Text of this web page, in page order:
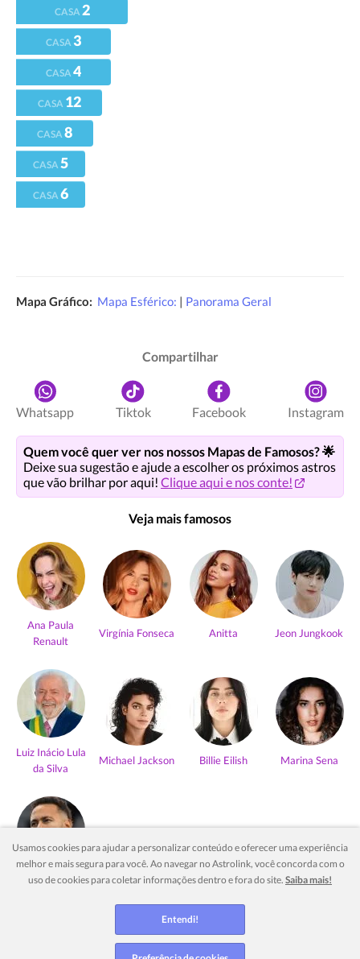
CASA2
CASA 3
CASA4
CASA 12
CASA8
CASA5
CASA6
Mapa Gráfico: Mapa Esférico: | Panorama Geral
Compartilhar
Whatsapp Tiktok Facebook Instagram
Quem você quer ver nos nossos Mapas de Famosos? 🌟
Deixe sua sugestão e ajude a escolher os próximos astros
que vão brilhar por aqui! Clique aqui e nos conte!
Veja mais famosos
Ana Paula
Renault
Virgínia Fonseca Anitta Jeon Jungkook
Luiz Inácio Lula
da Silva
Michael Jackson Billie Eilish Marina Sena
Neymar Jr
Ver mais
Usamos cookies para ajudar a personalizar conteúdo e oferecer uma experiência
melhor e mais segura para você. Ao navegar no Astrolink, você concorda com o
uso de cookies para coletar informações dentro e fora do site. Saiba mais!
Entendi!